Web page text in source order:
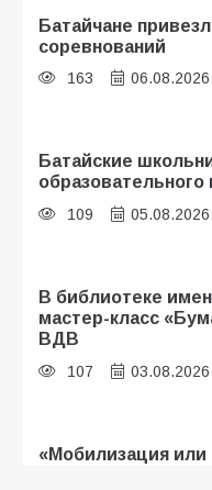
Батайчане
соревнований
163 06.08.2026
Батайские
образовательного
109 05.08.2026
В библиотеке
мастер-класс
ВДВ
107 03.08.2026
«Мобилизация или